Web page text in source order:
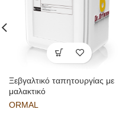
Ξεβγαλτικό ταπητουργίας με
μαλακτικό
ORMAL